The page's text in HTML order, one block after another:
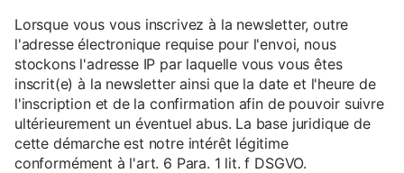
Lorsque vous vous inscrivez à la newsletter, outre
l'adresse électronique requise pour l'envoi, nous
stockons l'adresse IP par laquelle vous vous êtes
inscrit(e) à la newsletter ainsi que la date et l'heure de
l'inscription et de la confirmation afin de pouvoir suivre
ultérieurement un éventuel abus. La base juridique de
cette démarche est notre intérêt légitime
conformément à l'art. 6 Para. 1 lit. f DSGVO.